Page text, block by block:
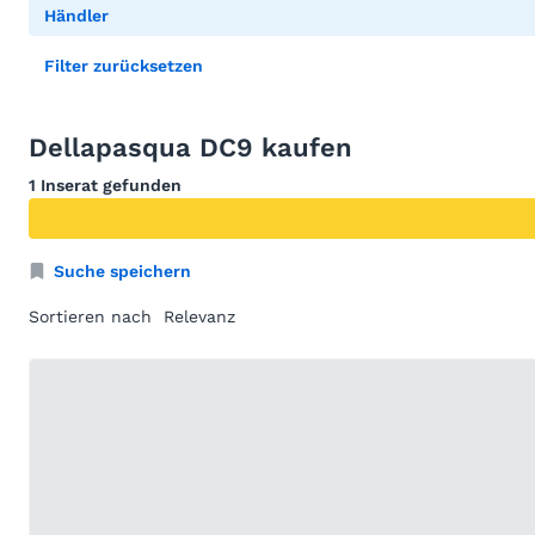
Händler
Filter zurücksetzen
Dellapasqua DC9 kaufen
1 Inserat gefunden
Suche speichern
Sortieren nach